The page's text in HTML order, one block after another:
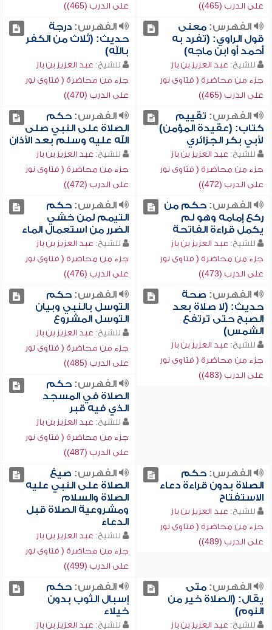
على الدرب (465))
على الدرب (465))
الفهرس:معنى
قول الراوي: (تفرد به
أحمد أو ابن ماجه)
للشيخ: عبد العزيز بن باز
جزء من محاضرة ( فتاوى نور
على الدرب (465))
الفهرس:درجة
حديث: (ثلاث من الكفر
بالله)
للشيخ: عبد العزيز بن باز
جزء من محاضرة ( فتاوى نور
على الدرب (470))
الفهرس: تقييم
كتاب: (عقيدة المؤمن)
لأبي بكر الجزائري
للشيخ: عبد العزيز بن باز
جزء من محاضرة ( فتاوى نور
على الدرب (472))
الفهرس:حكم
الصلاة على النبي صلى
الله عليه وسلم بعد الأذان
للشيخ: عبد العزيز بن باز
جزء من محاضرة ( فتاوى نور
على الدرب (472))
الفهرس:حكم من
ركع إمامه وهو لم
يكمل قراءة الفاتحة
للشيخ: عبد العزيز بن باز
جزء من محاضرة ( فتاوى نور
على الدرب (473))
الفهرس:حكم
التيمم لمن خشي
الضرر من استعمال الماء
للشيخ: عبد العزيز بن باز
جزء من محاضرة ( فتاوى نور
على الدرب (476))
الفهرس: صحة
حديث: (لا صلاة بعد
الصبح حتى ترتفع
الشمس)
للشيخ: عبد العزيز بن باز
جزء من محاضرة ( فتاوى نور
على الدرب (483))
الفهرس:حكم
التوسل بالنبي وبيان
التوسل المشروع
للشيخ: عبد العزيز بن باز
جزء من محاضرة ( فتاوى نور
على الدرب (485))
الفهرس:حكم
الصلاة في المسجد
الذي فيه قبر
للشيخ: عبد العزيز بن باز
جزء من محاضرة ( فتاوى نور
على الدرب (487))
الفهرس:حكم
الصلاة بدون قراءة دعاء
الاستفتاح
للشيخ: عبد العزيز بن باز
جزء من محاضرة ( فتاوى نور
على الدرب (489))
الفهرس: صيغ
الصلاة على النبي عليه
الصلاة والسلام
ومشروعية الصلاة قبل
الدعاء
للشيخ: عبد العزيز بن باز
جزء من محاضرة ( فتاوى نور
على الدرب (499))
الفهرس:متى
يقال: (الصلاة خير من
النوم)
للشيخ: عبد العزيز بن باز
الفهرس:حكم
إسبال الثوب بدون
خيلاء
للشيخ: عبد العزيز بن باز